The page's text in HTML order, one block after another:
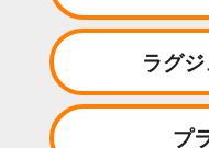
ラグ
プ